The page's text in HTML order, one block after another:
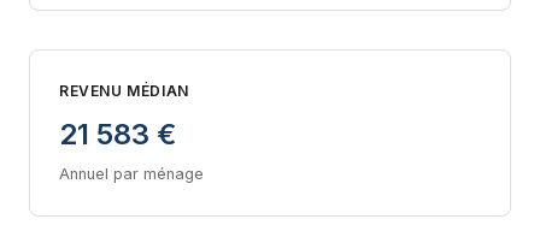
REVENU MÉDIAN
21 583 €
Annuel par ménage